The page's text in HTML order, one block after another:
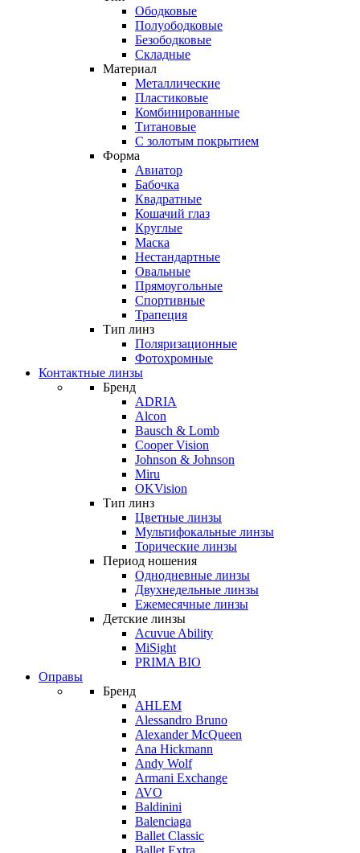
Ободковые
Полуободковые
Безободковые
Складные
Материал
Металлические
Пластиковые
Комбинированные
Титановые
С золотым покрытием
Форма
Авиатор
Бабочка
Квадратные
Кошачий глаз
Круглые
Маска
Нестандартные
Овальные
Прямоугольные
Спортивные
Трапеция
Тип линз
Поляризационные
Фотохромные
Контактные линзы
Бренд
ADRIA
Alcon
Bausch & Lomb
Cooper Vision
Johnson & Johnson
Miru
OKVision
Тип линз
Цветные линзы
Мультифокальные линзы
Торические линзы
Период ношения
Однодневные линзы
Двухнедельные линзы
Ежемесячные линзы
Детские линзы
Acuvue Ability
MiSight
PRIMA BIO
Оправы
Бренд
AHLEM
Alessandro Bruno
Alexander McQueen
Ana Hickmann
Andy Wolf
Armani Exchange
AVO
Baldinini
Balenciaga
Ballet Classic
Ballet Extra